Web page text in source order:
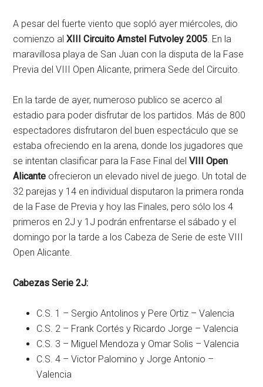
A pesar del fuerte viento que sopló ayer miércoles, dio
comienzo alXIII Circuito Amstel Futvoley 2005. En la
maravillosa playa de San Juan con la disputa de la Fase
Previa del VIII Open Alicante, primera Sede del Circuito.
En la tarde de ayer, numeroso publico se acerco al
estadio para poder disfrutar de los partidos. Más de 800
espectadores disfrutaron del buen espectáculo que se
estaba ofreciendo en la arena, donde los jugadores que
se intentan clasificar para la Fase Final delVIII Open
Alicante ofrecieron un elevado nivel de juego. Un total de
32 parejas y 14 en individual disputaron la primera ronda
de la Fase de Previa y hoy las Finales, pero sólo los 4
primeros en 2J y 1J podrán enfrentarse el sábado y el
domingo por la tarde a los Cabeza de Serie de este VIII
Open Alicante.
Cabezas Serie 2J:
C.S. 1 – Sergio Antolinos y Pere Ortiz – Valencia
C.S. 2 – Frank Cortés y Ricardo Jorge – Valencia
C.S. 3 – Miguel Mendoza y Omar Solis – Valencia
C.S. 4 – Victor Palomino y Jorge Antonio –
Valencia